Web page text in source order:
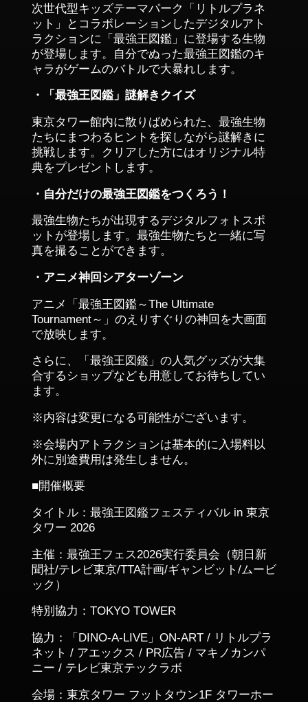
次世代型キッズテーマパーク「リトルプラネ
ット」とコラボレーションしたデジタルアト
ラクションに「最強王図鑑」に登場する生物
が登場します。自分でぬった最強王図鑑のキ
ャラがゲームのバトルで大暴れします。
・「最強王図鑑」謎解きクイズ
東京タワー館内に散りばめられた、最強生物
たちにまつわるヒントを探しながら謎解きに
挑戦します。クリアした方にはオリジナル特
典をプレゼントします。
・自分だけの最強王図鑑をつくろう！
最強生物たちが出現するデジタルフォトスポ
ットが登場します。最強生物たちと一緒に写
真を撮ることができます。
・アニメ神回シアターゾーン
アニメ「最強王図鑑～The Ultimate
Tournament～」のえりすぐりの神回を大画面
で放映します。
さらに、「最強王図鑑」の人気グッズが大集
合するショップなども用意してお待ちしてい
ます。
※内容は変更になる可能性がございます。
※会場内アトラクションは基本的に入場料以
外に別途費用は発生しません。
■開催概要
タイトル：最強王図鑑フェスティバル in 東京
タワー 2026
主催：最強王フェス2026実行委員会（朝日新
聞社/テレビ東京/TTA計画/ギャンビット/ムービ
ック）
特別協力：TOKYO TOWER
協力：「DINO-A-LIVE」ON-ART / リトルプラ
ネット / アエックス / PR広告 / マキノカンパ
ニー / テレビ東京テックラボ
会場：東京タワー フットタウン1F タワーホー